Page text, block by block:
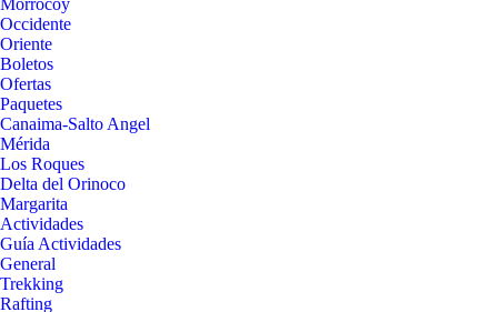
Morrocoy
Occidente
Oriente
Boletos
Ofertas
Paquetes
Canaima-Salto Angel
Mérida
Los Roques
Delta del Orinoco
Margarita
Actividades
Guía Actividades
General
Trekking
Rafting